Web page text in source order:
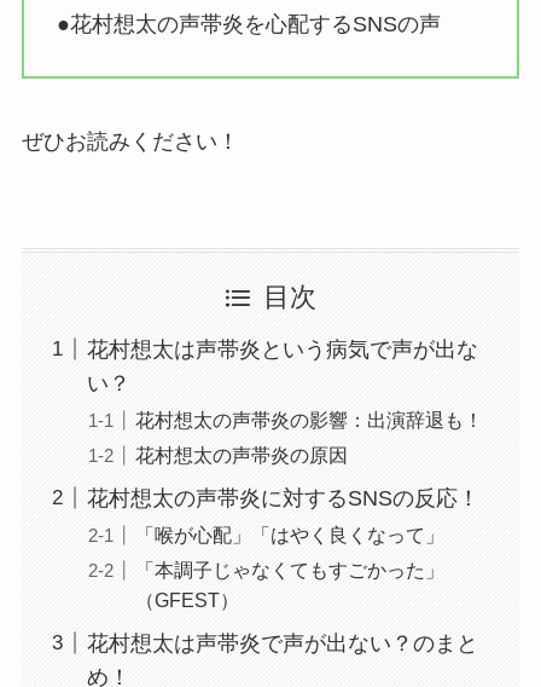
●花村想太の声帯炎を心配するSNSの声
ぜひお読みください！
目次
花村想太は声帯炎という病気で声が出な
い？
花村想太の声帯炎の影響：出演辞退も！
花村想太の声帯炎の原因
花村想太の声帯炎に対するSNSの反応！
「喉が心配」「はやく良くなって」
「本調子じゃなくてもすごかった」
（GFEST）
花村想太は声帯炎で声が出ない？のまと
め！